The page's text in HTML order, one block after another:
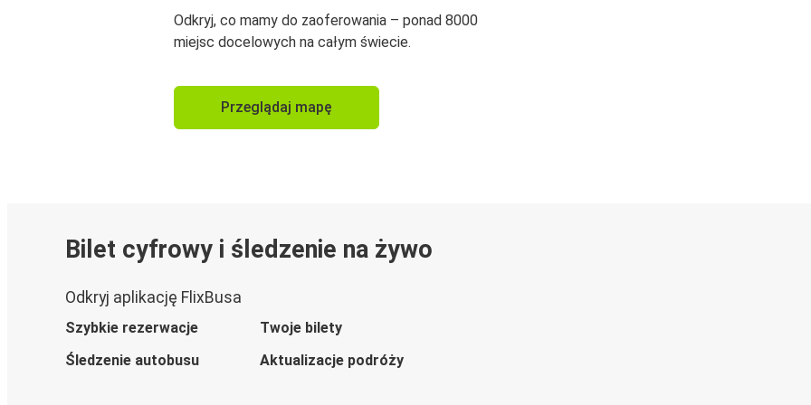
Odkryj, co mamy do zaoferowania – ponad 8000
miejsc docelowych na całym świecie.
Przeglądaj mapę
Bilet cyfrowy i śledzenie na żywo
Odkryj aplikację FlixBusa
Szybkie rezerwacje
Twoje bilety
Śledzenie autobusu
Aktualizacje podróży